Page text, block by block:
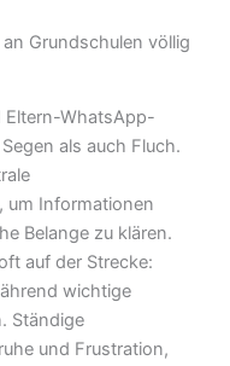
Grundschulen völlig
Eltern-WhatsApp-
als auch Fluch.
um Informationen
Belange zu klären.
auf der Strecke:
wichtige
Ständige
und Frustration,